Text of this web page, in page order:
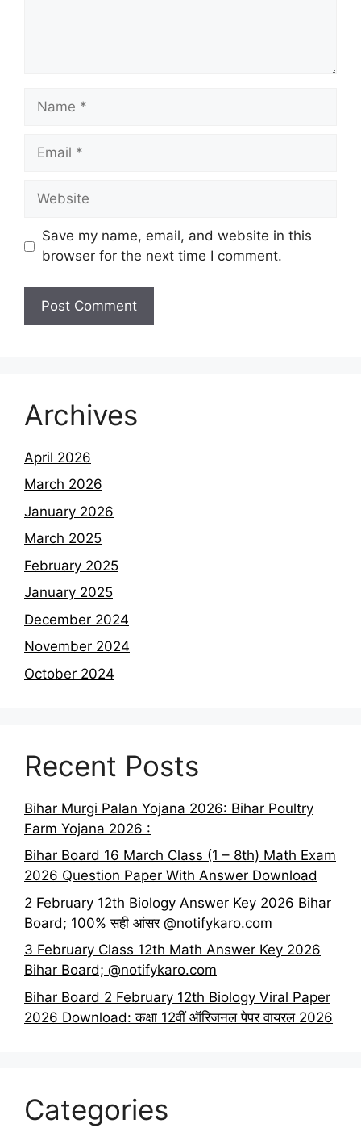
Name
Email
Website
Save my name, email, and website in this
browser for the next time I comment.
Archives
April 2026
March 2026
January 2026
March 2025
February 2025
January 2025
December 2024
November 2024
October 2024
Recent Posts
Bihar Murgi Palan Yojana 2026: Bihar Poultry
Farm Yojana 2026 :
Bihar Board 16 March Class (1 – 8th) Math Exam
2026 Question Paper With Answer Download
2 February 12th Biology Answer Key 2026 Bihar
Board; 100% सही आंसर @notifykaro.com
3 February Class 12th Math Answer Key 2026
Bihar Board; @notifykaro.com
Bihar Board 2 February 12th Biology Viral Paper
2026 Download: कक्षा 12वीं ऑरिजनल पेपर वायरल 2026
Categories